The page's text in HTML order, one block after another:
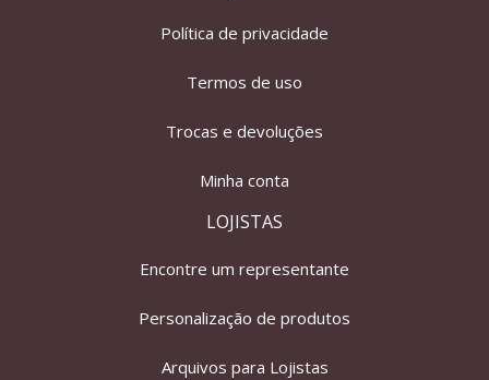
Política de privacidade
Termos de uso
Trocas e devoluções
Minha conta
LOJISTAS
Encontre um representante
Personalização de produtos
Arquivos para Lojistas